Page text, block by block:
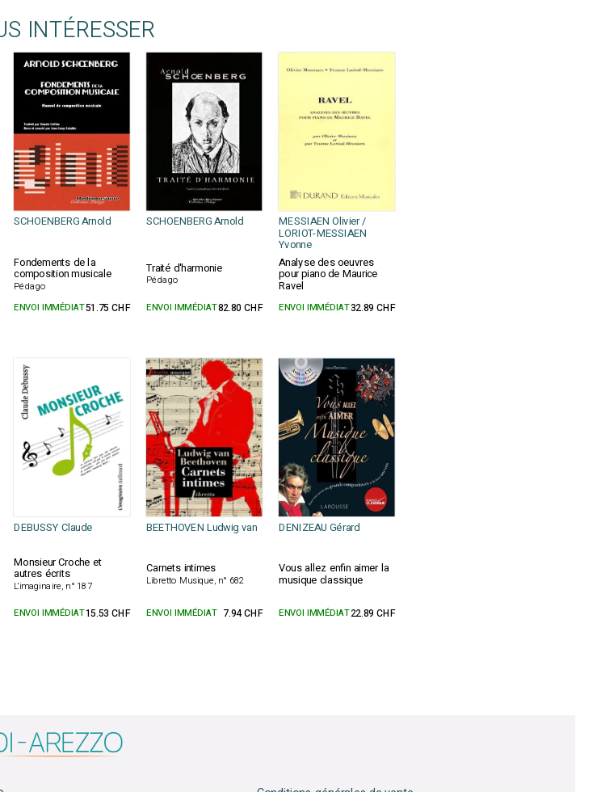
INTÉRESSER
SCHOENBERG Arnold SCHOENBERG Arnold MESSIAEN Olivier /
LORIOT-MESSIAEN
Yvonne
Fondements de la
composition musicale
Pédago
Traité d'harmonie
Pédago
Analyse des oeuvres
pour piano de Maurice
Ravel
ENVOI IMMÉDIAT51.75 CHF ENVOI IMMÉDIAT82.80 CHF ENVOI IMMÉDIAT32.89 CHF
DEBUSSY Claude BEETHOVEN Ludwig van DENIZEAU Gérard
Monsieur Croche et
autres écrits
L'imaginaire, n° 187
Carnets intimes
Libretto Musique, n° 682
Vous allez enfin aimer la
musique classique
ENVOI IMMÉDIAT15.53 CHF ENVOI IMMÉDIAT 7.94 CHF ENVOI IMMÉDIAT22.89 CHF